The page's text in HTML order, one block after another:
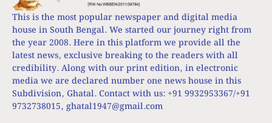
This is the most popular newspaper and digital media
house in South Bengal. We started our journey right from
the year 2008. Here in this platform we provide all the
latest news, exclusive breaking to the readers with all
credibility. Along with our print edition, in electronic
media we are declared number one news house in this
Subdivision, Ghatal. Contact with us: +91 9932953367/+91
9732738015, ghatal1947@gmail.com